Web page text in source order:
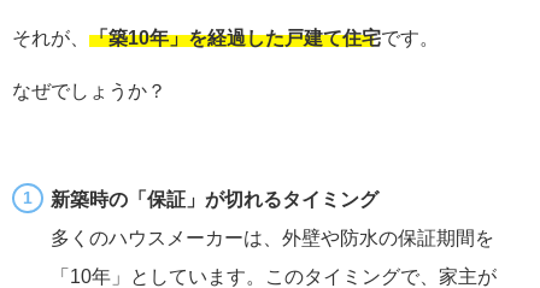
それが、 「築10年」を経過した戸建て住宅です。
なぜでしょうか？
新築時の「保証」が切れるタイミング
多くのハウスメーカーは、外壁や防水の保証期間を
「10年」としています。このタイミングで、家主が